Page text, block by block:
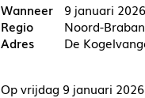
9 januari 2026
Noord-
De
Op vrijdag 9 januari